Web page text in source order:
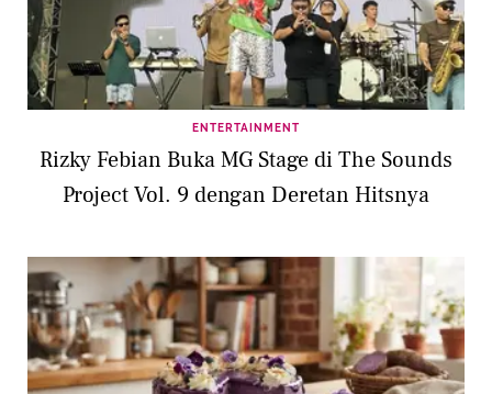
ENTERTAINMENT
Rizky Febian Buka MG Stage di The Sounds
Project Vol. 9 dengan Deretan Hitsnya